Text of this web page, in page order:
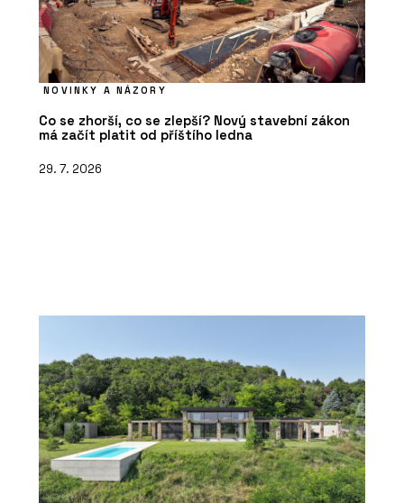
NOVINKY A NÁZORY
Co se zhorší, co se zlepší? Nový stavební zákon
má začít platit od příštího ledna
29. 7. 2026